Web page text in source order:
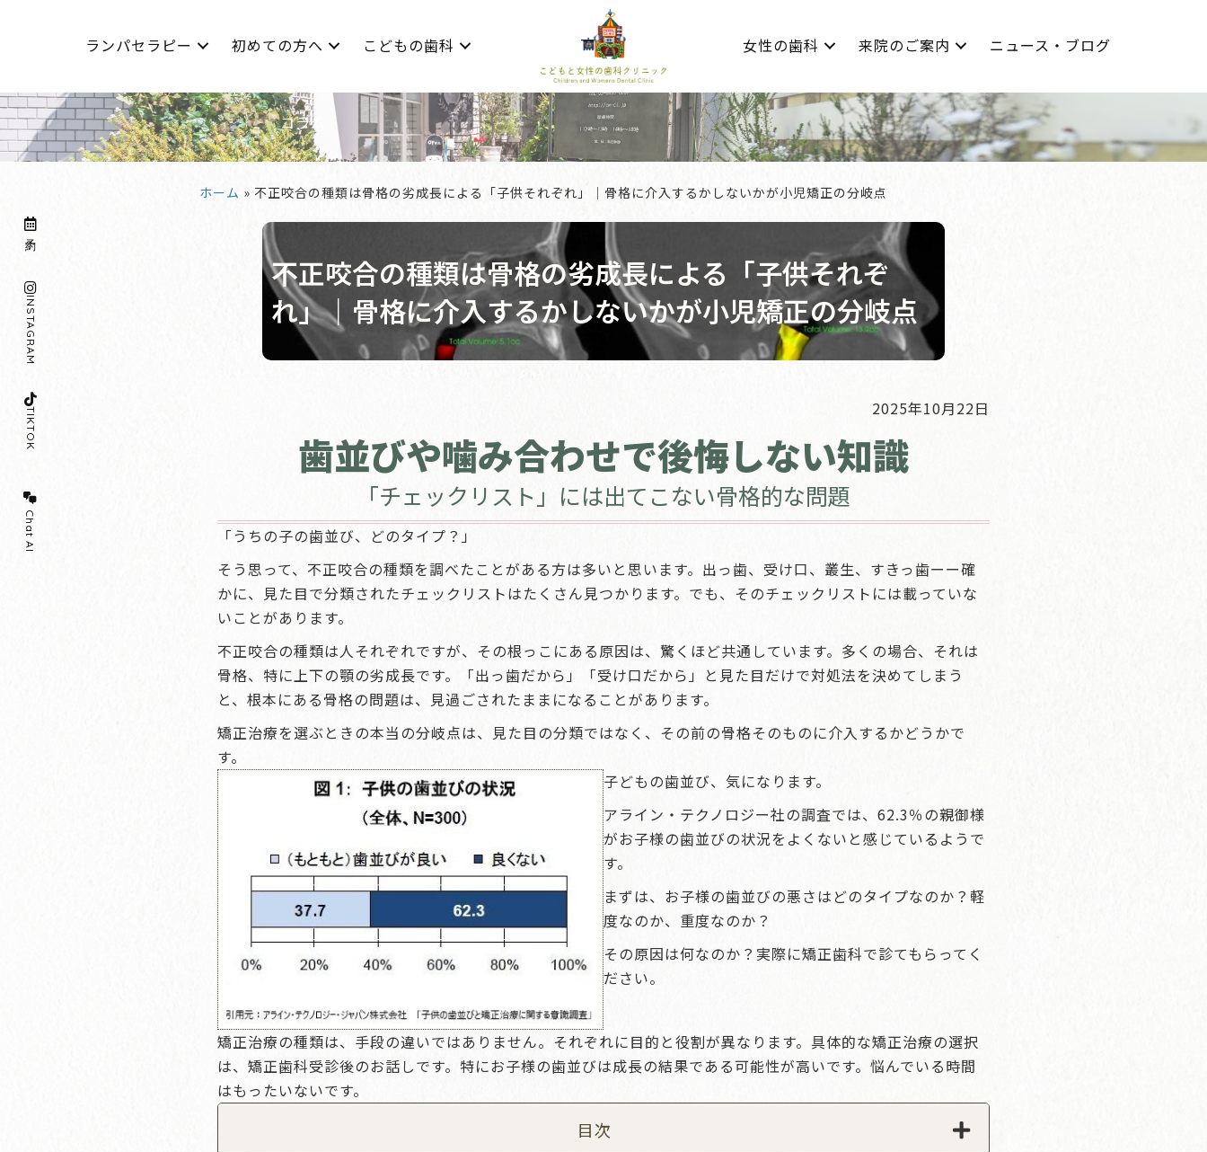
ランパセラピー 初めての方へ こどもの歯科 女性の歯科 来院のご案内 ニュース・ブログ
予約
INSTA
GRAM
TIKTOK
コラム
ホーム » 不正咬合の種類は骨格の劣成長による「子供それぞれ」｜骨格に介入するかしないかが小児矯正の分岐点
不正咬合の種類は骨格の劣成長による「子供それぞ
れ」｜骨格に介入するかしないかが小児矯正の分岐点
2025年10月22日
歯並びや噛み合わせで後悔しない知識
「チェックリスト」には出てこない骨格的な問題
「うちの子の歯並び、どのタイプ？」
そう思って、不正咬合の種類を調べたことがある方は多いと思います。出っ歯、受け口、叢生、すきっ歯ーー確
かに、見た目で分類されたチェックリストはたくさん見つかります。でも、そのチェックリストには載っていな
いことがあります。
不正咬合の種類は人それぞれですが、その根っこにある原因は、驚くほど共通しています。多くの場合、それは
骨格、特に上下の顎の劣成長です。「出っ歯だから」「受け口だから」と見た目だけで対処法を決めてしまう
と、根本にある骨格の問題は、見過ごされたままになることがあります。
矯正治療を選ぶときの本当の分岐点は、見た目の分類ではなく、その前の骨格そのものに介入するかどうかで
す。
子どもの歯並び、気になります。
アライン・テクノロジー社の調査では、62.3％の親御様
がお子様の歯並びの状況をよくないと感じているようで
す。
まずは、お子様の歯並びの悪さはどのタイプなのか？軽
度なのか、重度なのか？
その原因は何なのか？実際に矯正歯科で診てもらってく
ださい。
矯正治療の種類は、手段の違いではありません。それぞれに目的と役割が異なります。具体的な矯正治療の選択
は、矯正歯科受診後のお話しです。特にお子様の歯並びは成長の結果である可能性が高いです。悩んでいる時間
はもったいないです。
目次
Chat AI